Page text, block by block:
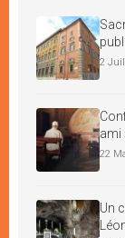
2
ami
22
Un